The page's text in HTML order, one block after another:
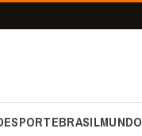
ESPORTEBRASILMUNDO